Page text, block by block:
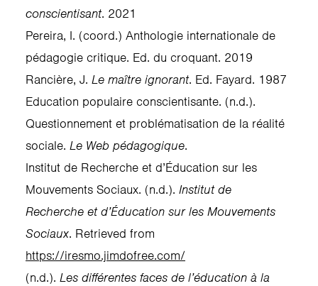
conscientisant. 2021
Pereira, I. (coord.) Anthologie internationale de
pédagogie critique. Ed. du croquant. 2019
Rancière, J. Le maître ignorant. Ed. Fayard. 1987
Education populaire conscientisante. (n.d.).
Questionnement et problématisation de la réalité
sociale. Le Web pédagogique.
Institut de Recherche et d’Éducation sur les
Mouvements Sociaux. (n.d.). Institut de
Recherche et d’Éducation sur les Mouvements
Sociaux. Retrieved from
https://iresmo.jimdofree.com/
(n.d.). Les différentes faces de l’éducation à la